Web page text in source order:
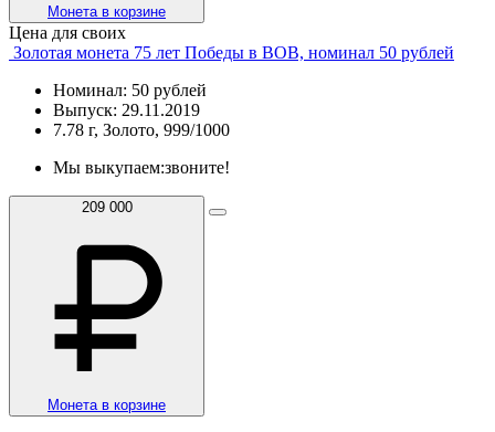
Монета в корзине
Цена для своих
Золотая монета 75 лет Победы в ВОВ, номинал 50 рублей
Номинал: 50 рублей
Выпуск: 29.11.2019
7.78 г, Золото, 999/1000
Мы выкупаем:звоните!
209 000
Монета в корзине